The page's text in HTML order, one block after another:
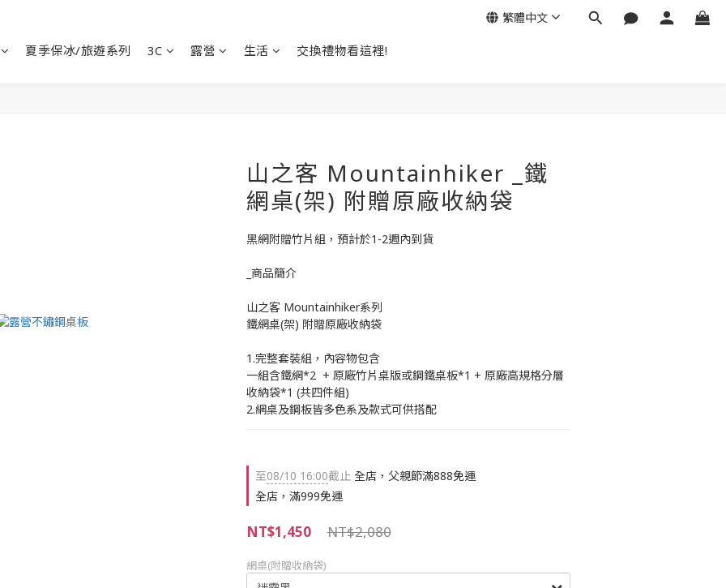
夏季保冰/旅遊系列 3C 露營 生活 交換禮物看這裡!
繁體中文
山之客 Mountainhiker _鐵
網桌(架) 附贈原廠收納袋
黑網附贈竹片組，預計於1-2週內到貨
_商品簡介
山之客 Mountainhiker系列
鐵網桌(架) 附贈原廠收納袋
1.完整套裝組，內容物包含
一組含鐵網*2  + 原廠竹片桌版或鋼鐵桌板*1 + 原廠高規格分層
收納袋*1 (共四件組)
2.網桌及鋼板皆多色系及款式可供搭配
至08/10 16:00截止全店，父親節滿888免運
全店，滿999免運
NT$2,080
NT$1,450
網桌(附贈收納袋)